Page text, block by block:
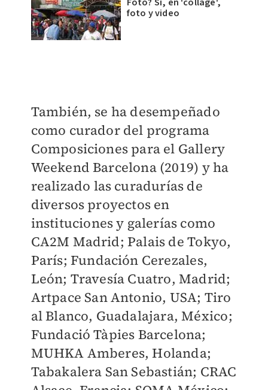
foto y video
También, se ha desempeñado
como curador del programa
Composiciones para el Gallery
Weekend Barcelona (2019) y ha
realizado las curadurías de
diversos proyectos en
instituciones y galerías como
CA2M Madrid; Palais de Tokyo,
París; Fundación Cerezales,
León; Travesía Cuatro, Madrid;
Artpace San Antonio, USA; Tiro
al Blanco, Guadalajara, México;
Fundació Tàpies Barcelona;
MUHKA Amberes, Holanda;
Tabakalera San Sebastián; CRAC